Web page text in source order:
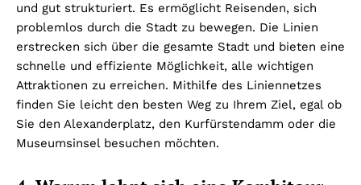
und gut strukturiert. Es ermöglicht Reisenden, sich
problemlos durch die Stadt zu bewegen. Die Linien
erstrecken sich über die gesamte Stadt und bieten eine
schnelle und effiziente Möglichkeit, alle wichtigen
Attraktionen zu erreichen. Mithilfe des Liniennetzes
finden Sie leicht den besten Weg zu Ihrem Ziel, egal ob
Sie den Alexanderplatz, den Kurfürstendamm oder die
Museumsinsel besuchen möchten.